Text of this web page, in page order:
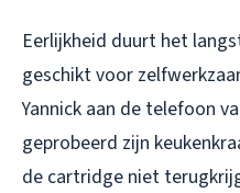
Eerlijkheid duurt het
geschikt voor
Yannick aan de telefoon
geprobeerd zijn
de cartridge niet